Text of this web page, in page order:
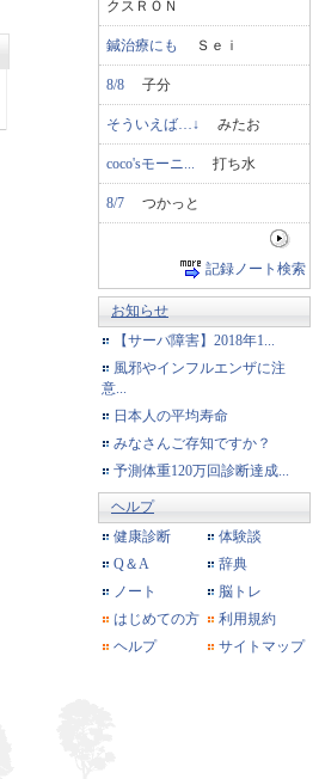
クスＲＯＮ
鍼治療にも Ｓｅｉ
8/8 子分
そういえば…↓ みたお
coco'sモーニ... 打ち水
8/7 つかっと
記録ノート検索
お知らせ
【サーバ障害】2018年1...
風邪やインフルエンザに注
意...
日本人の平均寿命
みなさんご存知ですか？
予測体重120万回診断達成...
ヘルプ
健康診断
体験談
Q＆A
辞典
ノート
脳トレ
はじめての方
利用規約
ヘルプ
サイトマップ